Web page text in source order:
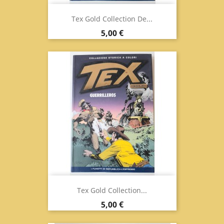
Tex Gold Collection De...
Prix
5,00 €
Tex Gold Collection...
Prix
5,00 €